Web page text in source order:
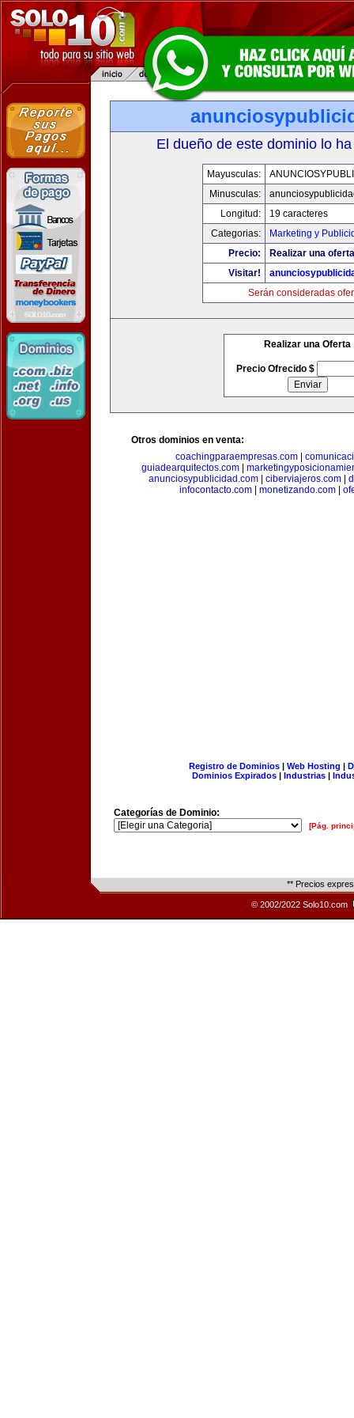
El dueño de este dominio lo
Mayusculas:
Minusculas:
Longitud:
19 caracteres
Categorias:
Marketing y
Precio:
Realizar una
Visitar!
Serán consideradas
Realizar una Oferta
Precio Ofrecido $
Otros dominios en venta:
coachingparaempresas.com|
guiadearquitectos.com
anunciosypublicidad.com| ciberviajeros.com|
infocontacto.com
monetizando.com
Registro de Dominios| Web Hosting |
Dominios Expirados | Industrias |
Categorías de Dominio:
[Pág.
** Precios
© 2002/2022 Solo10.com